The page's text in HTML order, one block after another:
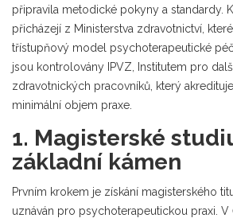
připravila metodické pokyny a standardy.
přicházejí z Ministerstva zdravotnictví
třístupňový model psychoterapeutické
jsou kontrolovány IPVZ
Institutem pro
zdravotnických pracovníků , který
minimální objem praxe.
1. Magisterské
základní kámen
Prvním krokem je získání magisterského
uznáván pro psychoterapeutickou praxi. V